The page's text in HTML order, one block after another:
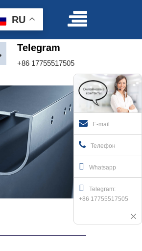
Делать предложение
Telegram
+86 17755517505
E-mail
Телефон
Whatsapp
Telegram:
+86 17755517505
RU